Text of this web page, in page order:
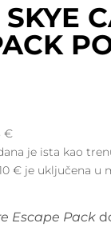
€
je ista kao
€ je uključena u
Escape Pack